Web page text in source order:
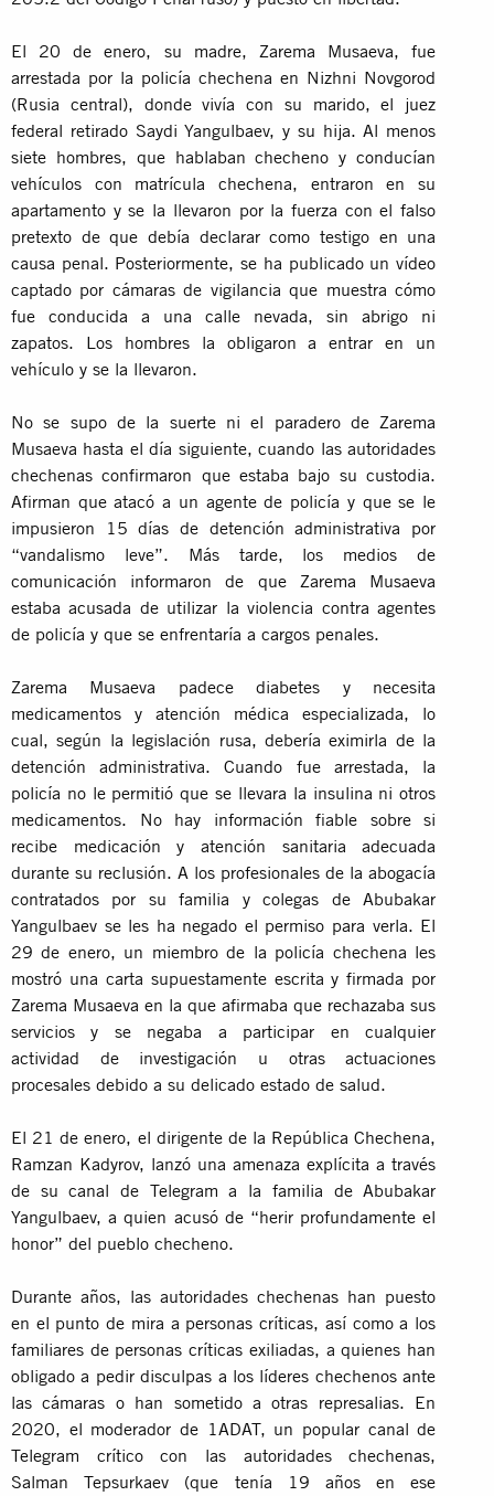
El 20 de enero, su madre, Zarema Musaeva, fue
arrestada por la policía chechena en Nizhni Novgorod
(Rusia central), donde vivía con su marido, el juez
federal retirado Saydi Yangulbaev, y su hija. Al menos
siete hombres, que hablaban checheno y conducían
vehículos con matrícula chechena, entraron en su
apartamento y se la llevaron por la fuerza con el falso
pretexto de que debía declarar como testigo en una
causa penal. Posteriormente, se ha publicado un vídeo
captado por cámaras de vigilancia que muestra cómo
fue conducida a una calle nevada, sin abrigo ni
zapatos. Los hombres la obligaron a entrar en un
vehículo y se la llevaron.
No se supo de la suerte ni el paradero de Zarema
Musaeva hasta el día siguiente, cuando las autoridades
chechenas confirmaron que estaba bajo su custodia.
Afirman que atacó a un agente de policía y que se le
impusieron 15 días de detención administrativa por
“vandalismo leve”. Más tarde, los medios de
comunicación informaron de que Zarema Musaeva
estaba acusada de utilizar la violencia contra agentes
de policía y que se enfrentaría a cargos penales.
Zarema Musaeva padece diabetes y necesita
medicamentos y atención médica especializada, lo
cual, según la legislación rusa, debería eximirla de la
detención administrativa. Cuando fue arrestada, la
policía no le permitió que se llevara la insulina ni otros
medicamentos. No hay información fiable sobre si
recibe medicación y atención sanitaria adecuada
durante su reclusión. A los profesionales de la abogacía
contratados por su familia y colegas de Abubakar
Yangulbaev se les ha negado el permiso para verla. El
29 de enero, un miembro de la policía chechena les
mostró una carta supuestamente escrita y firmada por
Zarema Musaeva en la que afirmaba que rechazaba sus
servicios y se negaba a participar en cualquier
actividad de investigación u otras actuaciones
procesales debido a su delicado estado de salud.
El 21 de enero, el dirigente de la República Chechena,
Ramzan Kadyrov, lanzó una amenaza explícita a través
de su canal de Telegram a la familia de Abubakar
Yangulbaev, a quien acusó de “herir profundamente el
honor” del pueblo checheno.
Durante años, las autoridades chechenas han puesto
en el punto de mira a personas críticas, así como a los
familiares de personas críticas exiliadas, a quienes han
obligado a pedir disculpas a los líderes chechenos ante
las cámaras o han sometido a otras represalias. En
2020, el moderador de 1ADAT, un popular canal de
Telegram crítico con las autoridades chechenas,
Salman Tepsurkaev (que tenía 19 años en ese